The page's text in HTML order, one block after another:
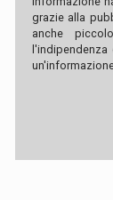
grazie alla
anche